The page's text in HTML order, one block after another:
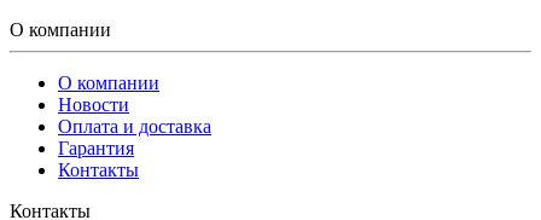
О компании
О компании
Новости
Оплата и доставка
Гарантия
Контакты
Контакты